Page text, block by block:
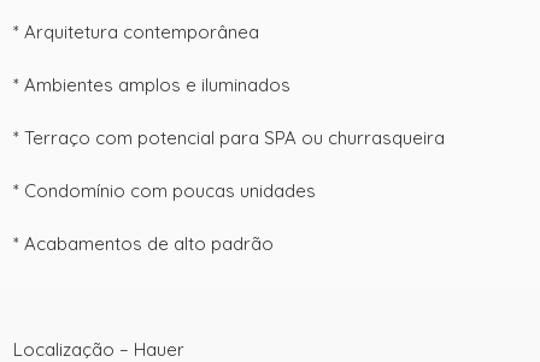
* Arquitetura contemporânea
* Ambientes amplos e iluminados
* Terraço com potencial para SPA ou churrasqueira
* Condomínio com poucas unidades
* Acabamentos de alto padrão
Localização – Hauer